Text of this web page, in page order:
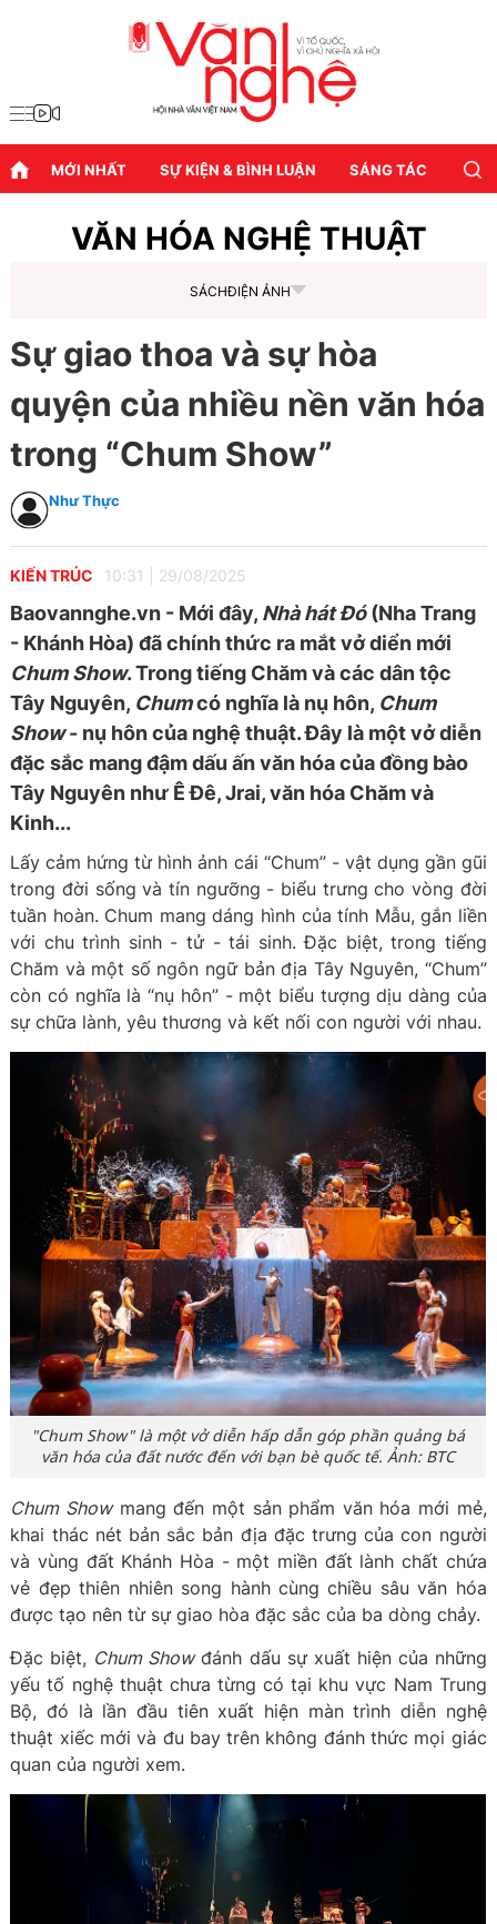
MỚI NHẤT SỰ KIỆN & BÌNH LUẬN SÁNG TÁC
VĂN HÓA NGHỆ THUẬT
SÁCHĐIỆN ẢNH
Sự giao thoa và sự hòa
quyện của nhiều nền văn hóa
trong “Chum Show”
Như Thực
KIẾN TRÚC 10:31 29/08/2025
Baovannghe.vn - Mới đây, Nhà hát Đó(Nha Trang
- Khánh Hòa) đã chính thức ra mắt vở diển mới
Chum Show. Trong tiếng Chăm và các dân tộc
Tây Nguyên, Chumcó nghĩa là nụ hôn, Chum
Show- nụ hôn của nghệ thuật. Đây là một vở diễn
đặc sắc mang đậm dấu ấn văn hóa của đồng bào
Tây Nguyên như Ê Đê, Jrai, văn hóa Chăm và
Kinh...
Lấy cảm hứng từ hình ảnh cái “Chum” - vật dụng gần gũi
trong đời sống và tín ngưỡng - biểu trưng cho vòng đời
tuần hoàn. Chum mang dáng hình của tính Mẫu, gắn liền
với chu trình sinh - tử - tái sinh. Đặc biệt, trong tiếng
Chăm và một số ngôn ngữ bản địa Tây Nguyên, “Chum”
còn có nghĩa là “nụ hôn” - một biểu tượng dịu dàng của
sự chữa lành, yêu thương và kết nối con người với nhau.
"Chum Show" là một vở diễn hấp dẫn góp phần quảng bá
văn hóa của đất nước đến với bạn bè quốc tế. Ảnh: BTC
Chum Showmang đến một sản phẩm văn hóa mới mẻ,
khai thác nét bản sắc bản địa đặc trưng của con người
và vùng đất Khánh Hòa - một miền đất lành chất chứa
vẻ đẹp thiên nhiên song hành cùng chiều sâu văn hóa
được tạo nên từ sự giao hòa đặc sắc của ba dòng chảy.
Đặc biệt, Chum Showđánh dấu sự xuất hiện của những
yếu tố nghệ thuật chưa từng có tại khu vực Nam Trung
Bộ, đó là lần đầu tiên xuất hiện màn trình diễn nghệ
thuật xiếc mới và đu bay trên không đánh thức mọi giác
quan của người xem.